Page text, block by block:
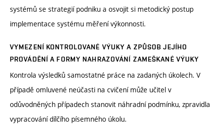
systémů se strategií podniku a osvojit si metodický postup
implementace systému měření výkonnosti.
VYMEZENÍ KONTROLOVANÉ VÝUKY A ZPŮSOB JEJÍHO
PROVÁDĚNÍ A FORMY NAHRAZOVÁNÍ ZAMEŠKANÉ VÝUKY
Kontrola výsledků samostatné práce na zadaných úkolech. V
případě omluvené neúčasti na cvičení může učitel v
odůvodněných případech stanovit náhradní podmínku, zpravidla
vypracování dílčího písemného úkolu.